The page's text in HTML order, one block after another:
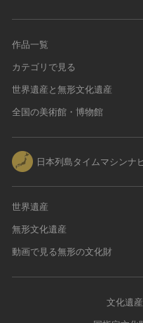
民俗芸能
作品一覧
カテゴリで見る
世界遺産と無形文化遺産
全国の美術館・博物館
日本列島タイムマシンナ
世界遺産
無形文化遺産
動画で見る無形の文化財
文化遺